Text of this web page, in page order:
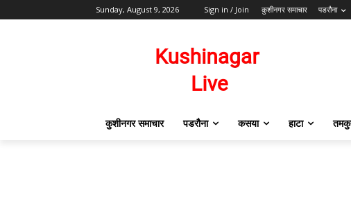
Sunday, August 9, 2026 Sign in / Join कुशीनगर समाचार पडरौना
कुशीनगर समाचार पडरौना कसया हाटा